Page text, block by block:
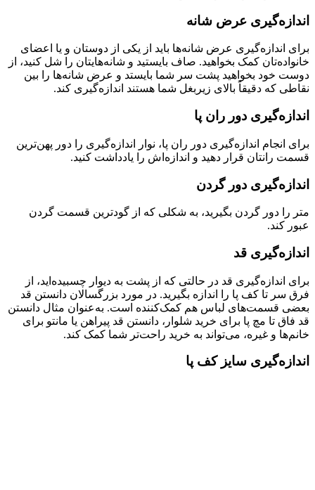
اندازه‌گیری عرض شانه
برای اندازه‌گیری عرض شانه‌ها باید از یکی از دوستان و یا اعضای
خانواده‌تان کمک بخواهید. صاف بایستید و شانه‌هایتان را شل کنید، از
دوست خود بخواهید پشت سر شما بایستد و عرض شانه‌ها را بین
نقاطی که دقیقاً بالای زیربغل شما هستند اندازه‌گیری کند.
اندازه‌گیری دور ران پا
برای انجام اندازه‌گیری دور ران پا، نوار اندازه‌گیری را دور پهن‌ترین
قسمت رانتان قرار دهید و اندازه‌اش را یادداشت کنید.
اندازه‌گیری دور گردن
متر را دور گردن بگیرید، به شکلی که از گودترین قسمت گردن
عبور کند.
اندازه‌گیری قد
برای اندازه‌گیری قد در حالتی که از پشت به دیوار چسبیده‌اید، از
فرق سر تا کف پا را اندازه بگیرید. در مورد بزرگسالان دانستن قد
بعضی قسمت‌های لباس هم کمک‌کننده است. به‌عنوان مثال دانستن
قد فاق تا مچ‌ پا برای خرید شلوار، دانستن قد پیراهن یا مانتو برای
خانم‌ها و غیره، می‌تواند به خرید راحت‌تر شما کمک کند.
اندازه‌گیری سایز کف پا